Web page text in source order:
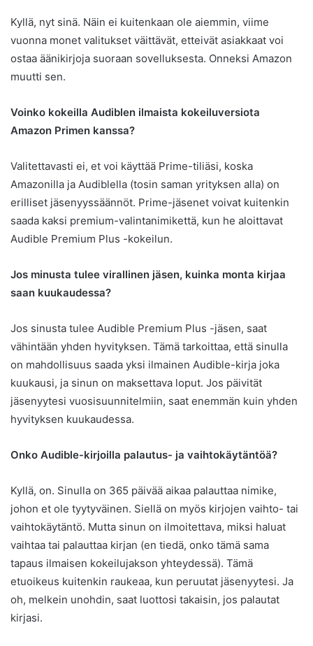
Kyllä, nyt sinä. Näin ei kuitenkaan ole aiemmin, viime
vuonna monet valitukset väittävät, etteivät asiakkaat voi
ostaa äänikirjoja suoraan sovelluksesta. Onneksi Amazon
muutti sen.
Voinko kokeilla Audiblen ilmaista kokeiluversiota
Amazon Primen kanssa?
Valitettavasti ei, et voi käyttää Prime-tiliäsi, koska
Amazonilla ja Audiblella (tosin saman yrityksen alla) on
erilliset jäsenyyssäännöt. Prime-jäsenet voivat kuitenkin
saada kaksi premium-valintanimikettä, kun he aloittavat
Audible Premium Plus -kokeilun.
Jos minusta tulee virallinen jäsen, kuinka monta kirjaa
saan kuukaudessa?
Jos sinusta tulee Audible Premium Plus -jäsen, saat
vähintään yhden hyvityksen. Tämä tarkoittaa, että sinulla
on mahdollisuus saada yksi ilmainen Audible-kirja joka
kuukausi, ja sinun on maksettava loput. Jos päivität
jäsenyytesi vuosisuunnitelmiin, saat enemmän kuin yhden
hyvityksen kuukaudessa.
Onko Audible-kirjoilla palautus- ja vaihtokäytäntöä?
Kyllä, on. Sinulla on 365 päivää aikaa palauttaa nimike,
johon et ole tyytyväinen. Siellä on myös kirjojen vaihto- tai
vaihtokäytäntö. Mutta sinun on ilmoitettava, miksi haluat
vaihtaa tai palauttaa kirjan (en tiedä, onko tämä sama
tapaus ilmaisen kokeilujakson yhteydessä). Tämä
etuoikeus kuitenkin raukeaa, kun peruutat jäsenyytesi. Ja
oh, melkein unohdin, saat luottosi takaisin, jos palautat
kirjasi.